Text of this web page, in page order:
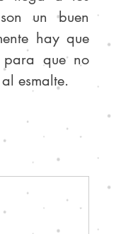
un buen
hay que
para que no
esmalte.